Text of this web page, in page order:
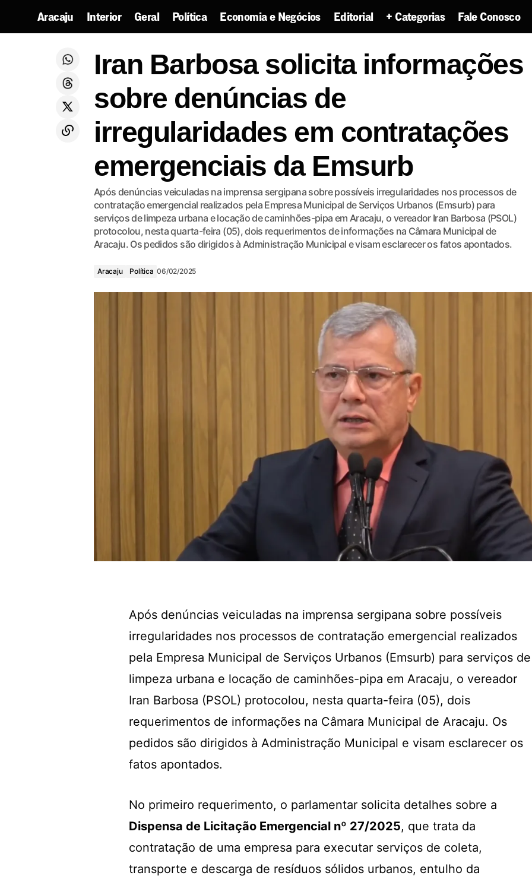
Aracaju Interior Geral Política Economia e Negócios Editorial + Categorias Fale Conosco
fim dos fogos de alto impacto sonoro
Política
contratações emergenciais da Emsurb
Iran Barbosa solicita informações
sobre denúncias de
irregularidades em contratações
emergenciais da Emsurb
Após denúncias veiculadas na imprensa sergipana sobre possíveis irregularidades nos processos de
contratação emergencial realizados pela Empresa Municipal de Serviços Urbanos (Emsurb) para
serviços de limpeza urbana e locação de caminhões-pipa em Aracaju, o vereador Iran Barbosa (PSOL)
protocolou, nesta quarta-feira (05), dois requerimentos de informações na Câmara Municipal de
Aracaju. Os pedidos são dirigidos à Administração Municipal e visam esclarecer os fatos apontados.
Aracaju Política 06/02/2025
Após denúncias veiculadas na imprensa sergipana sobre possíveis
irregularidades nos processos de contratação emergencial realizados
pela Empresa Municipal de Serviços Urbanos (Emsurb) para serviços de
limpeza urbana e locação de caminhões-pipa em Aracaju, o vereador
Iran Barbosa (PSOL) protocolou, nesta quarta-feira (05), dois
requerimentos de informações na Câmara Municipal de Aracaju. Os
pedidos são dirigidos à Administração Municipal e visam esclarecer os
fatos apontados.
No primeiro requerimento, o parlamentar solicita detalhes sobre a
Dispensa de Licitação Emergencial nº 27/2025, que trata da
contratação de uma empresa para executar serviços de coleta,
transporte e descarga de resíduos sólidos urbanos, entulho da